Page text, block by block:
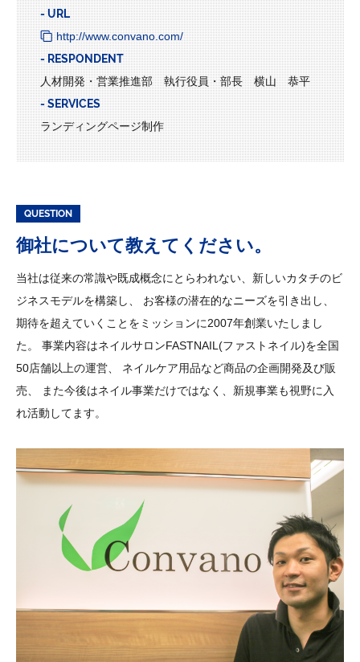
- URL
http://www.convano.com/
- RESPONDENT
人材開発・営業推進部 執行役員・部長 横山 恭平
- SERVICES
ランディングページ制作
QUESTION
御社について教えてください。
当社は従来の常識や既成概念にとらわれない、新しいカタチのビ
ジネスモデルを構築し、 お客様の潜在的なニーズを引き出し、
期待を超えていくことをミッションに2007年創業いたしまし
た。 事業内容はネイルサロンFASTNAIL(ファストネイル)を全国
50店舗以上の運営、 ネイルケア用品など商品の企画開発及び販
売、 また今後はネイル事業だけではなく、新規事業も視野に入
れ活動してます。